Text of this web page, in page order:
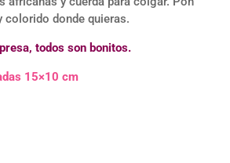
colorido donde quieras.
todos son bonitos.
15×10 cm